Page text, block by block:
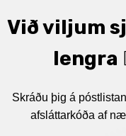
Við viljum
lengra
Skráðu þig á
afsláttarkóða af